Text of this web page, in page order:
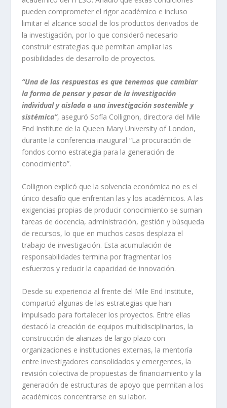
pueden comprometer el rigor académico e incluso
limitar el alcance social de los productos derivados de
la investigación, por lo que consideró necesario
construir estrategias que permitan ampliar las
posibilidades de desarrollo de proyectos.
“Una de las respuestas es que tenemos que cambiar
la forma de pensar y pasar de la investigación
individual y aislada a una investigación sostenible y
sistémica”, aseguró Sofía Collignon, directora del Mile
End Institute de la Queen Mary University of London,
durante la conferencia inaugural “La procuración de
fondos como estrategia para la generación de
conocimiento”.
Collignon explicó que la solvencia económica no es el
único desafío que enfrentan las y los académicos. A las
exigencias propias de producir conocimiento se suman
tareas de docencia, administración, gestión y búsqueda
de recursos, lo que en muchos casos desplaza el
trabajo de investigación. Esta acumulación de
responsabilidades termina por fragmentar los
esfuerzos y reducir la capacidad de innovación.
Desde su experiencia al frente del Mile End Institute,
compartió algunas de las estrategias que han
impulsado para fortalecer los proyectos. Entre ellas
destacó la creación de equipos multidisciplinarios, la
construcción de alianzas de largo plazo con
organizaciones e instituciones externas, la mentoría
entre investigadores consolidados y emergentes, la
revisión colectiva de propuestas de financiamiento y la
generación de estructuras de apoyo que permitan a los
académicos concentrarse en su labor.